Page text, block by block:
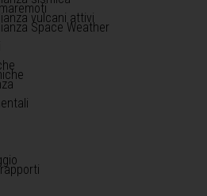
vulcani attivi
Space Weather